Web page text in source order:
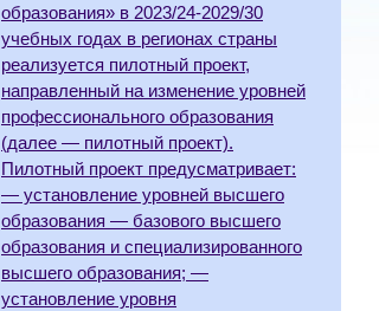
образования» в 2023/24-2029/30
учебных годах в регионах страны
реализуется пилотный проект,
направленный на изменение уровней
профессионального образования
(далее — пилотный проект).
Пилотный проект предусматривает:
— установление уровней высшего
образования — базового высшего
образования и специализированного
высшего образования; —
установление уровня